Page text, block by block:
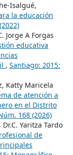
Isalgué,
la educación
Jorge A Forgas
educativa
, Santiago: 2015:
Katty Maricela
de atención a
en el Distrito
168 (2026)
Yaritza Tardo
de